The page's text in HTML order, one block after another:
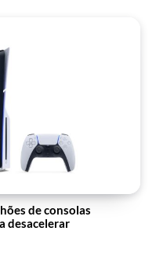
de consolas
desacelerar